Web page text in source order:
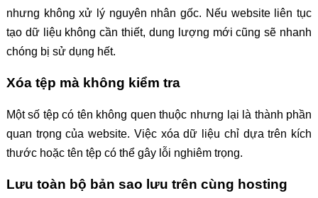
nhưng không xử lý nguyên nhân gốc. Nếu website liên tục
tạo dữ liệu không cần thiết, dung lượng mới cũng sẽ nhanh
chóng bị sử dụng hết.
Xóa tệp mà không kiểm tra
Một số tệp có tên không quen thuộc nhưng lại là thành phần
quan trọng của website. Việc xóa dữ liệu chỉ dựa trên kích
thước hoặc tên tệp có thể gây lỗi nghiêm trọng.
Lưu toàn bộ bản sao lưu trên cùng hosting